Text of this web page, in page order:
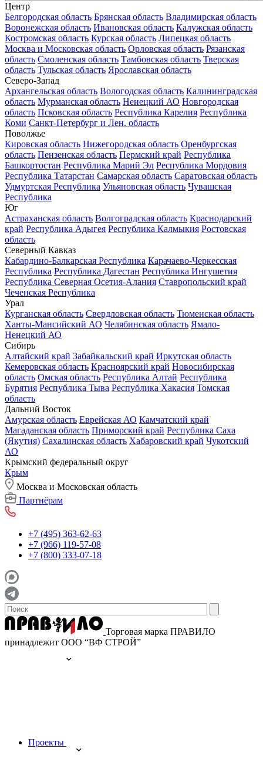
Центр
Белгородская область Брянская область Владимирская область
Воронежская область Ивановская область Калужская область
Костромская область Курская область Липецкая область
Москва и Московская область Орловская область Рязанская
область Смоленская область Тамбовская область Тверская
область Тульская область Ярославская область
Северо-Запад
Архангельская область Вологодская область Калининградская
область Мурманская область Ненецкий АО Новгородская
область Псковская область Республика Карелия Республика
Коми Санкт-Петербург и Лен. область
Поволжье
Кировская область Нижегородская область Оренбургская
область Пензенская область Пермский край Республика
Башкортостан Республика Марий Эл Республика Мордовия
Республика Татарстан Самарская область Саратовская область
Удмуртская Республика Ульяновская область Чувашская
Республика
Юг
Астраханская область Волгоградская область Краснодарский
край Республика Адыгея Республика Калмыкия Ростовская
область
Северный Кавказ
Кабардино-Балкарская Республика Карачаево-Черкесская
Республика Республика Дагестан Республика Ингушетия
Республика Северная Осетия-Алания Ставропольский край
Чеченская Республика
Урал
Курганская область Свердловская область Тюменская область
Ханты-Мансийский АО Челябинская область Ямало-
Ненецкий АО
Сибирь
Алтайский край Забайкальский край Иркутская область
Кемеровская область Красноярский край Новосибирская
область Омская область Республика Алтай Республика
Бурятия Республика Тыва Республика Хакасия Томская
область
Дальний Восток
Амурская область Еврейская АО Камчатский край
Магаданская область Приморский край Республика Саха
(Якутия) Сахалинская область Хабаровский край Чукотский
АО
Крымский федеральный округ
Крым
Москва и Московская область
Партнёрам
+7 (495) 363-62-63
+7 (966) 119-57-08
+7 (800) 333-07-18
Торговая марка ПРАВИЛО
принадлежит ООО “ВФ СТРОЙ”
Проекты